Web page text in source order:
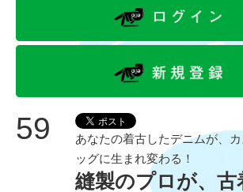
59
あなたの着古したデニムが、
ッグに生まれ変わる！
縫製のプロが、